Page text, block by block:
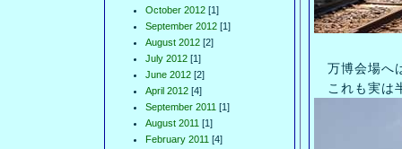
October 2012 [1]
September 2012 [1]
August 2012 [2]
July 2012 [1]
June 2012 [2]
April 2012 [4]
September 2011 [1]
August 2011 [1]
February 2011 [4]
万博会場へ
これも実は